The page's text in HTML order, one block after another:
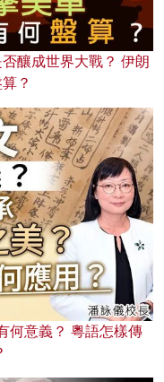
釀成世界大戰？ 伊朗
？
何意義？ 粵語怎樣傳